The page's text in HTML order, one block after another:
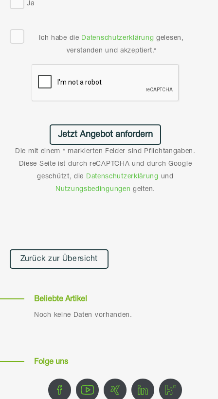
Ja
Ich habe die Datenschutzerklärung gelesen,
verstanden und akzeptiert.*
Die mit einem * markierten Felder sind Pflichtangaben.
Diese Seite ist durch reCAPTCHA und durch Google
geschützt, die Datenschutzerklärung und
Nutzungsbedingungen gelten.
Zurück zur Übersicht
Beliebte Artikel
Noch keine Daten vorhanden.
Folge uns